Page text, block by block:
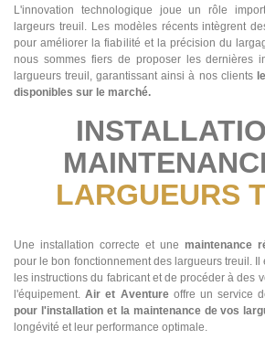
L'innovation technologique joue un rôle
largeurs treuil. Les modèles récents intègrent
pour améliorer la fiabilité et la précision du
nous sommes fiers de proposer les dernières
largueurs treuil, garantissant ainsi à nos clients
disponibles sur le marché.
LARGUEURS
Une installation correcte et une maintenance
pour le bon fonctionnement des largueurs treuil. Il
les instructions du fabricant et de procéder à des
l'équipement.Air et Aventureoffre un service
pour l'installation et la maintenance de vos
longévité et leur performance optimale.